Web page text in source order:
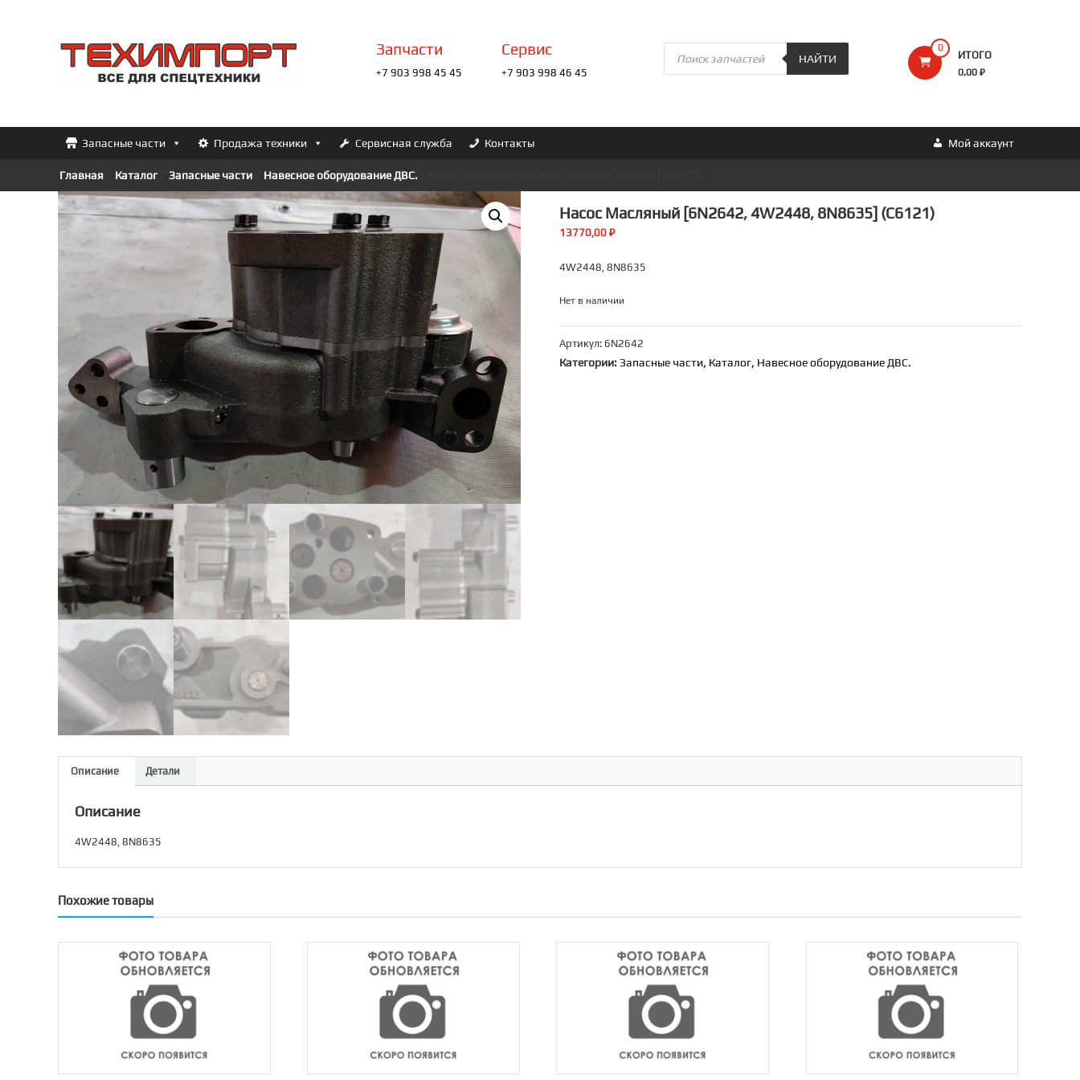
содержимомуТЕХИМПОРТ
Всё
0
ИТОГО
0,00 ₽
Запчасти
+7 903 998 45 45
Сервис
+7 903 998 46 45
Поиск
товаров
НАЙТИ
Запасные части Мой аккаунт
Продажа техники Сервисная служба Контакты
Главная Каталог/ Запасные части Навесное оборудование ДВС.
Насос Масляный [6N2642, 4W2448, 8N8635] (C6121)
13770,00 ₽
4W2448, 8N8635
Нет в наличии
Артикул: 6N2642
Категории: Запасные части, Каталог, Навесное оборудование ДВС.
Описание Детали
Описание
4W2448, 8N8635
Похожие товары